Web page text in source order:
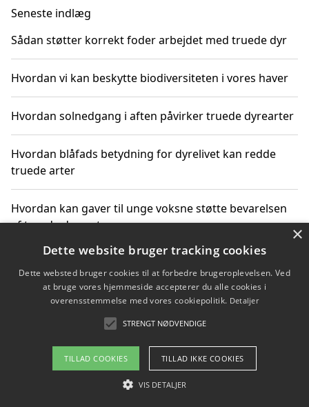
Seneste indlæg
Sådan støtter korrekt foder arbejdet med truede dyr
Hvordan vi kan beskytte biodiversiteten i vores haver
Hvordan solnedgang i aften påvirker truede dyrearter
Hvordan blåfads betydning for dyrelivet kan redde
truede arter
Hvordan kan gaver til unge voksne støtte bevarelsen
af truede dyrearter
Copyright 2026 - Pilanto Aps
Betingelser
×
Dette website bruger tracking cookies
Dette websted bruger cookies til at forbedre brugeroplevelsen. Ved
at bruge vores hjemmeside accepterer du alle cookies i
overensstemmelse med vores cookiepolitik. Detaljer
STRENGT NØDVENDIGE
TILLAD COOKIES TILLAD IKKE COOKIES
VIS DETALJER